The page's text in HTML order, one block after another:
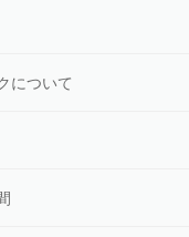
について